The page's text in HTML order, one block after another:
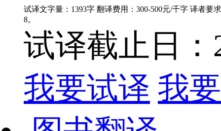
试译文字量：1393字 翻译费用：300-500元/千字 译者要
8。
试译截止日：
我要试译 我